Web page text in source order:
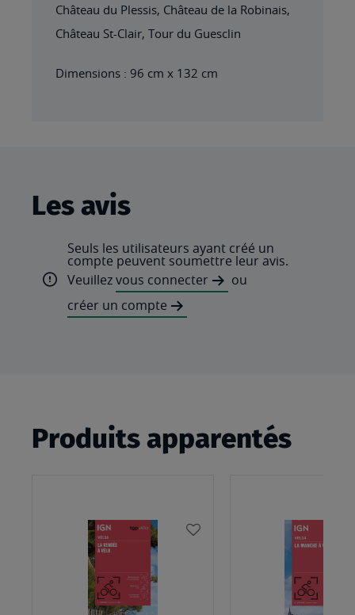
Château du Plessis, Château de la Robinais,
Château St-Clair, Tour du Guesclin
Dimensions : 96 cm x 132 cm
Les avis
Seuls les utilisateurs ayant créé un
compte peuvent soumettre leur avis.
Veuillezvous connecter
ou
créer un compte
Produits apparentés